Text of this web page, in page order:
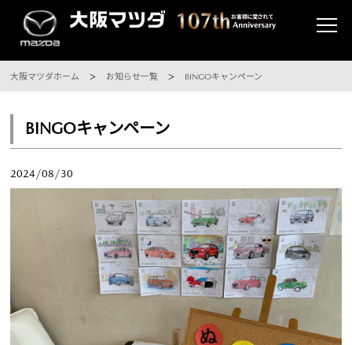
大阪マツダホーム お知らせ一覧 BINGOキャンペーン
BINGOキャンペーン
2024/08/30